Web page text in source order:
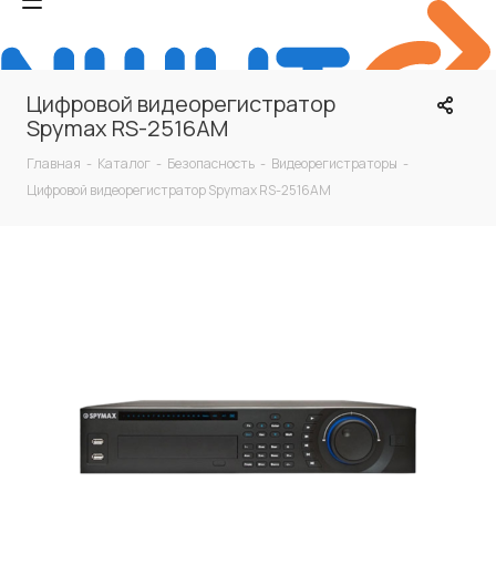
Цифровой видеорегистратор
Spymax RS-2516AM
Главная - Каталог - Безопасность - Видеорегистраторы -
Цифровой видеорегистратор Spymax RS-2516AM